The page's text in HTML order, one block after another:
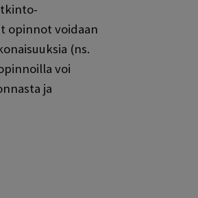
opinnot voidaan
(ns.
voi
ja